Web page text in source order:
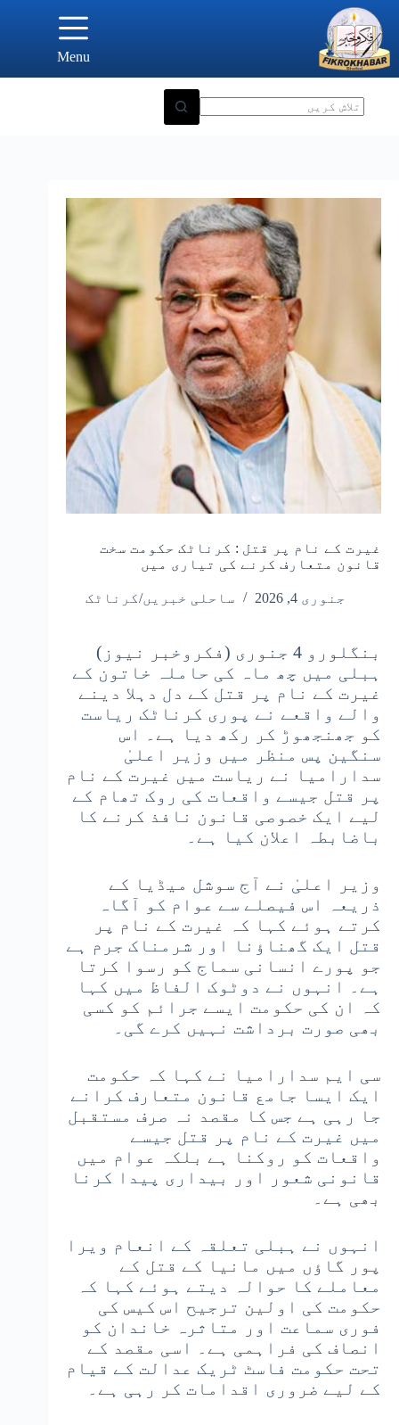
content
Menu
غیرت کے نام پر قتل : کرناٹک حکومت سخت
قانون متعارف کرنے کی تیاری میں
جنوری 4, 2026 ساحلی خبریں/کرناٹک
بنگلورو 4 جنوری (فکروخبر نیوز)
ہبلی میں چھ ماہ کی حاملہ خاتون کے
غیرت کے نام پر قتل کے دل دہلا دینے
والے واقعے نے پوری کرناٹک ریاست
کو جھنجھوڑ کر رکھ دیا ہے۔ اس
سنگین پس منظر میں وزیر اعلیٰ
سدارامیا نے ریاست میں غیرت کے نام
پر قتل جیسے واقعات کی روک تھام کے
لیے ایک خصوصی قانون نافذ کرنے کا
باضابطہ اعلان کیا ہے۔
وزیر اعلیٰ نے آج سوشل میڈیا کے
ذریعہ اس فیصلے سے عوام کو آگاہ
کرتے ہوئے کہا کہ غیرت کے نام پر
قتل ایک گھناؤنا اور شرمناک جرم ہے
جو پورے انسانی سماج کو رسوا کرتا
ہے۔ انہوں نے دوٹوک الفاظ میں کہا
کہ ان کی حکومت ایسے جرائم کو کسی
بھی صورت برداشت نہیں کرے گی۔
سی ایم سدارامیا نے کہا کہ حکومت
ایک ایسا جامع قانون متعارف کرانے
جا رہی ہے جس کا مقصد نہ صرف مستقبل
میں غیرت کے نام پر قتل جیسے
واقعات کو روکنا ہے بلکہ عوام میں
قانونی شعور اور بیداری پیدا کرنا
بھی ہے۔
انہوں نے ہبلی تعلقہ کے انعام ویرا
پور گاؤں میں مانیا کے قتل کے
معاملے کا حوالہ دیتے ہوئے کہا کہ
حکومت کی اولین ترجیح اس کیس کی
فوری سماعت اور متاثرہ خاندان کو
انصاف کی فراہمی ہے۔ اسی مقصد کے
تحت حکومت فاسٹ ٹریک عدالت کے قیام
کے لیے ضروری اقدامات کر رہی ہے۔